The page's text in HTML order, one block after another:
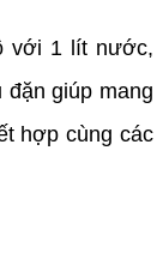
với 1 lít nước,
đặn giúp mang
hợp cùng các